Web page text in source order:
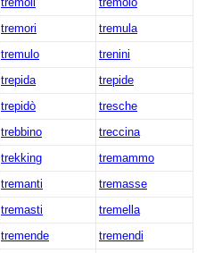
tremori
tremula
tremulo
trenini
trepida
trepide
trepidò
tresche
trebbino
treccina
trekking
tremammo
tremanti
tremasse
tremasti
tremella
tremende
tremendi